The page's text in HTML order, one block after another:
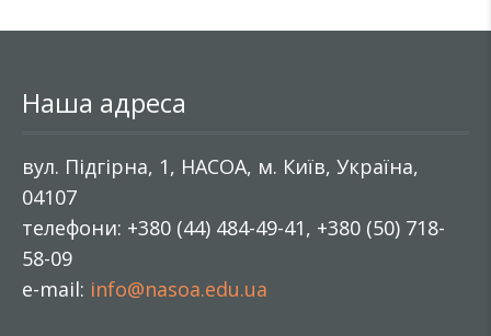
Наша адреса
вул. Підгірна, 1, НАСОА, м. Київ, Україна,
04107
телефони: +380 (44) 484-49-41, +380 (50) 718-
58-09
e-mail: info@nasoa.edu.ua